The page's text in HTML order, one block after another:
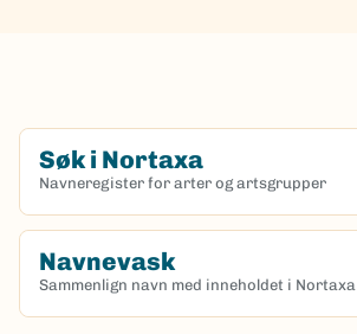
Søk i Nortaxa
Navneregister for arter og artsgrupper
Navnevask
Sammenlign navn med inneholdet i Nortaxa